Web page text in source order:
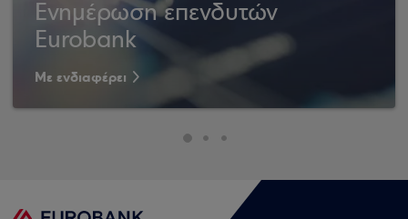
Ενημέρωση επενδυτών
Eurobank
Με ενδιαφέρει